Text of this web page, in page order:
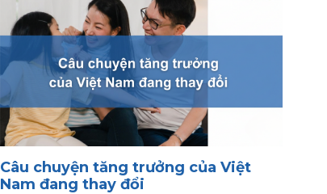
Câu chuyện tăng trưởng của Việt
Nam đang thay đổi